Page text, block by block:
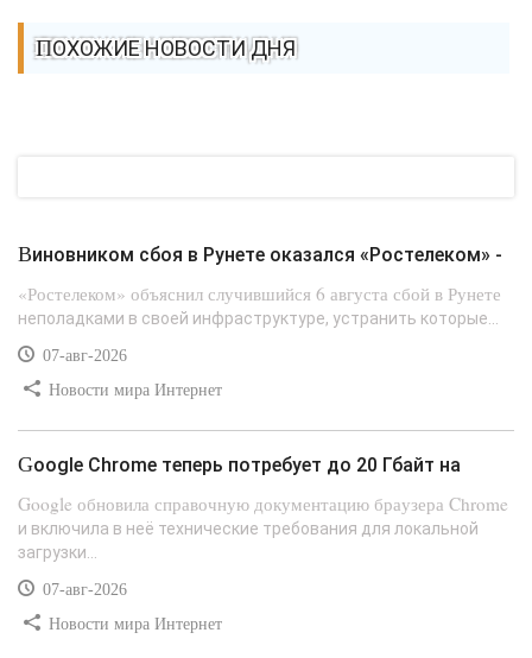
ПОХОЖИЕ НОВОСТИ ДНЯ
Виновником сбоя в Рунете оказался «Ростелеком» -
«Ростелеком» объяснил случившийся 6 августа сбой в Рунете
неполадками в своей инфраструктуре, устранить которые...
07-авг-2026
Новости мира Интернет
Google Chrome теперь потребует до 20 Гбайт на
Google обновила справочную документацию браузера Chrome
и включила в неё технические требования для локальной
загрузки...
07-авг-2026
Новости мира Интернет